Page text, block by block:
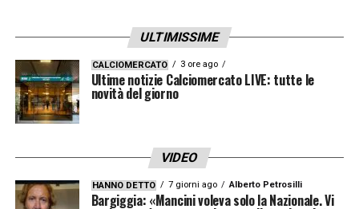
ULTIMISSIME
CALCIOMERCATO 3 ore ago
Ultime notizie Calciomercato LIVE: tutte le
novità del giorno
VIDEO
HANNO DETTO 7 giorni ago Alberto Petrosilli
Bargiggia: «Mancini voleva solo la Nazionale. Vi